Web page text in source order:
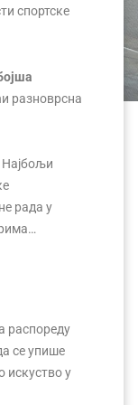
спортске
разноврсна
Најбољи
рада у
распореду
се упише
искуство у